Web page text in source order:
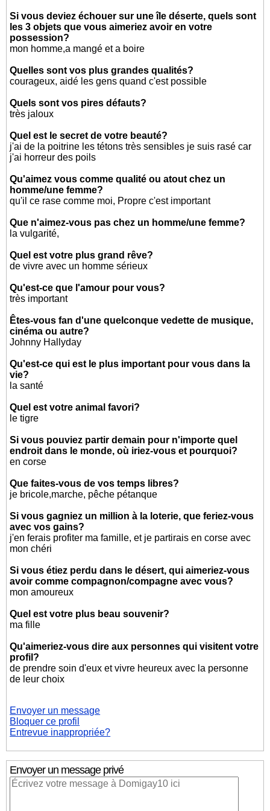
Si vous deviez échouer sur une île déserte, quels sont
les 3 objets que vous aimeriez avoir en votre
possession?
mon homme,a mangé et a boire
Quelles sont vos plus grandes qualités?
courageux, aidé les gens quand c'est possible
Quels sont vos pires défauts?
très jaloux
Quel est le secret de votre beauté?
j'ai de la poitrine les tétons très sensibles je suis rasé car
j'ai horreur des poils
Qu'aimez vous comme qualité ou atout chez un
homme/une femme?
qu'il ce rase comme moi, Propre c'est important
Que n'aimez-vous pas chez un homme/une femme?
la vulgarité,
Quel est votre plus grand rêve?
de vivre avec un homme sérieux
Qu'est-ce que l'amour pour vous?
très important
Êtes-vous fan d'une quelconque vedette de musique,
cinéma ou autre?
Johnny Hallyday
Qu'est-ce qui est le plus important pour vous dans la
vie?
la santé
Quel est votre animal favori?
le tigre
Si vous pouviez partir demain pour n'importe quel
endroit dans le monde, où iriez-vous et pourquoi?
en corse
Que faites-vous de vos temps libres?
je bricole,marche, pêche pétanque
Si vous gagniez un million à la loterie, que feriez-vous
avec vos gains?
j'en ferais profiter ma famille, et je partirais en corse avec
mon chéri
Si vous étiez perdu dans le désert, qui aimeriez-vous
avoir comme compagnon/compagne avec vous?
mon amoureux
Quel est votre plus beau souvenir?
ma fille
Qu'aimeriez-vous dire aux personnes qui visitent votre
profil?
de prendre soin d'eux et vivre heureux avec la personne
de leur choix
Envoyer un message
Bloquer ce profil
Entrevue inappropriée?
Envoyer un message privé